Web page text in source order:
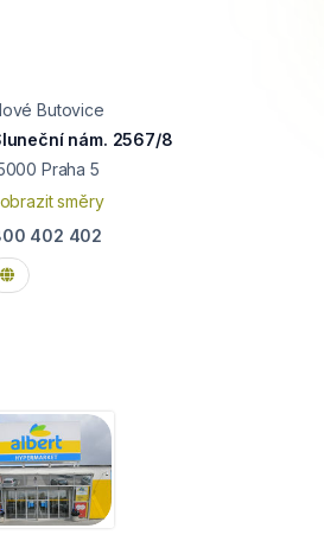
Butovice
nám. 2567/8
Praha 5
směry
402 402